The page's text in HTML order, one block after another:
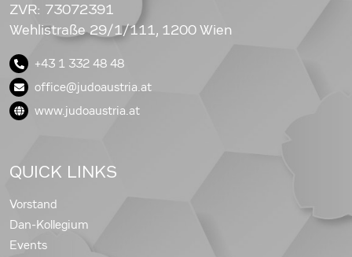
ZVR: 73072391
Wehlistraße 29/1/111, 1200 Wien
+43 1 332 48 48
office@judoaustria.at
www.judoaustria.at
QUICK LINKS
Vorstand
Dan-Kollegium
Events